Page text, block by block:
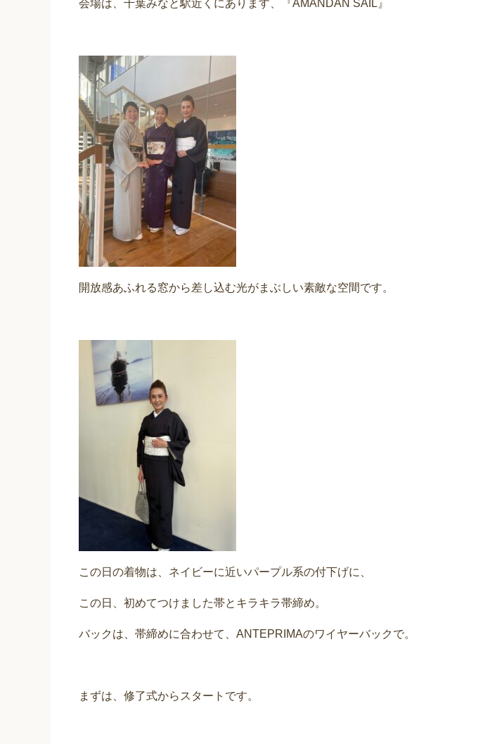
会場は、千葉みなと駅近くにあります、『AMANDAN SAIL』
開放感あふれる窓から差し込む光がまぶしい素敵な空間です。
この日の着物は、ネイビーに近いパープル系の付下げに、
この日、初めてつけました帯とキラキラ帯締め。
バックは、帯締めに合わせて、ANTEPRIMAのワイヤーバックで。
まずは、修了式からスタートです。